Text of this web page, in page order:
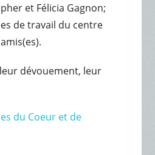
et Félicia Gagnon;
de travail du centre
dévouement, leur
du Coeur et de